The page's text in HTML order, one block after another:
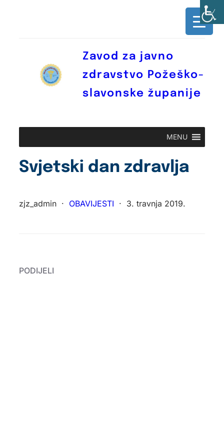
Zavod za javno
zdravstvo Požeško-
slavonske županije
MENU
Svjetski dan zdravlja
zjz_admin · OBAVIJESTI · 3. travnja 2019.
PODIJELI